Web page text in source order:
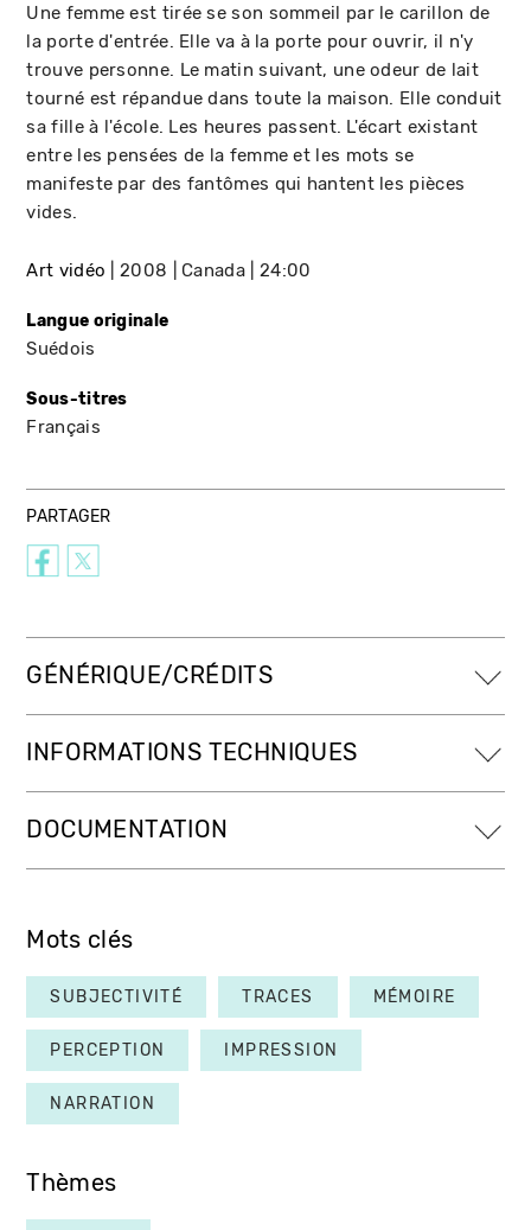
Une femme est tirée se son sommeil par le carillon de
la porte d'entrée. Elle va à la porte pour ouvrir, il n'y
trouve personne. Le matin suivant, une odeur de lait
tourné est répandue dans toute la maison. Elle conduit
sa fille à l'école. Les heures passent. L'écart existant
entre les pensées de la femme et les mots se
manifeste par des fantômes qui hantent les pièces
vides.
Art vidéo 2008 Canada 24:00
Langue originale
Suédois
Sous-titres
Français
PARTAGER
GÉNÉRIQUE/CRÉDITS
INFORMATIONS TECHNIQUES
DOCUMENTATION
Mots clés
SUBJECTIVITÉ TRACES MÉMOIRE
PERCEPTION IMPRESSION
NARRATION
Thèmes